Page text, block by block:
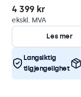
4 399 kr
ekskl. MVA
Les mer
Langsiktig
tilgjengelighet